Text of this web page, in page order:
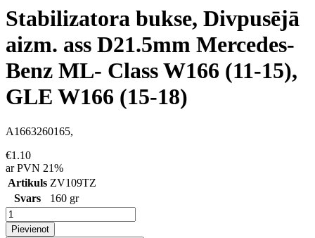
Stabilizatora bukse, Divpusējā
aizm. ass D21.5mm Mercedes-
Benz ML- Class W166 (11-15),
GLE W166 (15-18)
A1663260165,
€1.10
ar PVN 21%
Artikuls ZV109TZ
Svars
160 gr
Pievienot